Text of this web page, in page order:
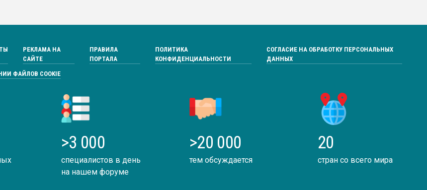
РЕКЛАМА НА
САЙТЕ
ПРАВИЛА
ПОРТАЛА
ПОЛИТИКА
КОНФИДЕНЦИАЛЬНОСТИ
СОГЛАСИЕ НА ОБРАБОТКУ ПЕРСОНАЛЬНЫХ
ДАННЫХ
ФАЙЛОВ COOKIE
>3 000
специалистов в день
на нашем форуме
>20 000
тем обсуждается
20
стран со всего мира